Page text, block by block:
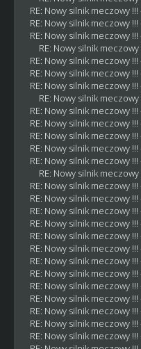
RE: Nowy silnik meczowy !!!
RE: Nowy silnik meczowy !!!
RE: Nowy silnik meczowy !!!
RE: Nowy silnik meczowy
RE: Nowy silnik meczowy !!!
RE: Nowy silnik meczowy !!!
RE: Nowy silnik meczowy !!!
RE: Nowy silnik meczowy
RE: Nowy silnik meczowy !!!
RE: Nowy silnik meczowy !!!
RE: Nowy silnik meczowy !!!
RE: Nowy silnik meczowy !!!
RE: Nowy silnik meczowy !!!
RE: Nowy silnik meczowy
RE: Nowy silnik meczowy !!!
RE: Nowy silnik meczowy !!!
RE: Nowy silnik meczowy !!!
RE: Nowy silnik meczowy !!!
RE: Nowy silnik meczowy !!!
RE: Nowy silnik meczowy !!!
RE: Nowy silnik meczowy !!!
RE: Nowy silnik meczowy !!!
RE: Nowy silnik meczowy !!!
RE: Nowy silnik meczowy !!!
RE: Nowy silnik meczowy !!!
RE: Nowy silnik meczowy !!!
RE: Nowy silnik meczowy !!!